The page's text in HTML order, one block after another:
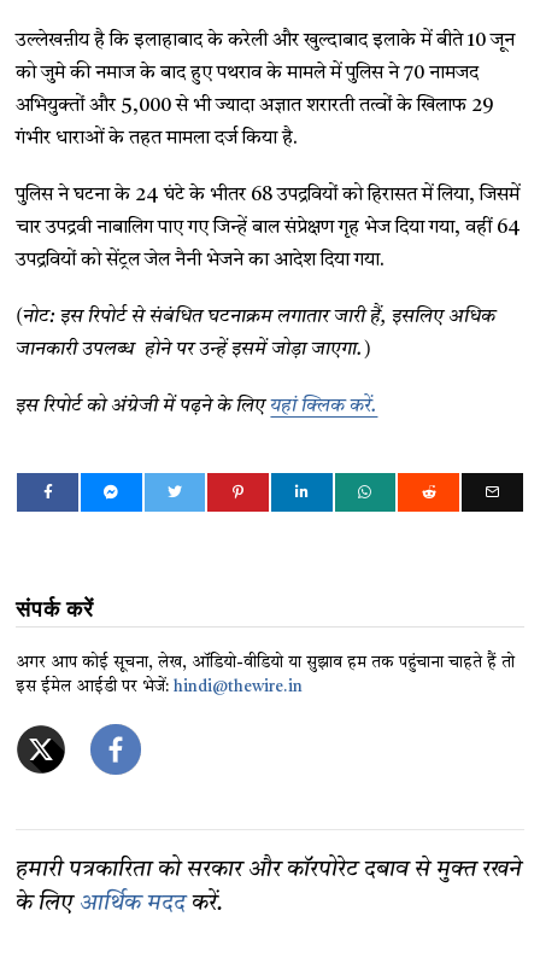
उल्लेखऩीय है कि इलाहाबाद के करेली और खुल्दाबाद इलाके में बीते 10 जून
को जुमे की नमाज के बाद हुए पथराव के मामले में पुलिस ने 70 नामजद
अभियुक्तों और 5,000 से भी ज्यादा अज्ञात शरारती तत्वों के खिलाफ 29
गंभीर धाराओं के तहत मामला दर्ज किया है.
पुलिस ने घटना के 24 घंटे के भीतर 68 उपद्रवियों को हिरासत में लिया, जिसमें
चार उपद्रवी नाबालिग पाए गए जिन्हें बाल संप्रेक्षण गृह भेज दिया गया, वहीं 64
उपद्रवियों को सेंट्रल जेल नैनी भेजने का आदेश दिया गया.
(नोट: इस रिपोर्ट से संबंधित घटनाक्रम लगातार जारी हैं, इसलिए अधिक
जानकारी उपलब्ध होने पर उन्हें इसमें जोड़ा जाएगा.)
इस रिपोर्ट को अंग्रेजी में पढ़ने के लिएयहां क्लिक करें.
संपर्क करें
अगर आप कोई सूचना, लेख, ऑडियो-वीडियो या सुझाव हम तक पहुंचाना चाहते हैं तो
इस ईमेल आईडी पर भेजें:hindi@thewire.in
हमारी पत्रकारिता को सरकार और कॉरपोरेट दबाव से मुक्त रखने
के लिए आर्थिक मददकरें.